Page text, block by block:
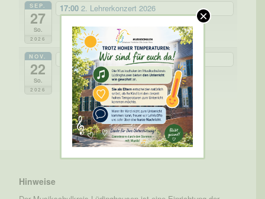
SEP.
27
So.
2026
17:00 2. Lehrerkonzert 2026
NOV.
22
So.
2026
17:003. Lehrerkonzert 2026
Hinweise
×